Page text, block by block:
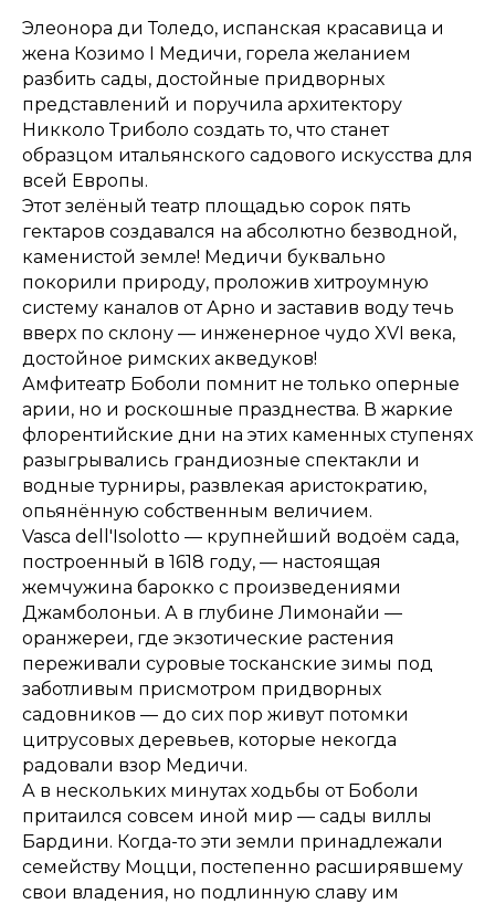
Элеонора ди Толедо, испанская красавица и
жена Козимо I Медичи, горела желанием
разбить сады, достойные придворных
представлений и поручила архитектору
Никколо Триболо создать то, что станет
образцом итальянского садового искусства для
всей Европы.
Этот зелёный театр площадью сорок пять
гектаров создавался на абсолютно безводной,
каменистой земле! Медичи буквально
покорили природу, проложив хитроумную
систему каналов от Арно и заставив воду течь
вверх по склону — инженерное чудо XVI века,
достойное римских акведуков!
Амфитеатр Боболи помнит не только оперные
арии, но и роскошные празднества. В жаркие
флорентийские дни на этих каменных ступенях
разыгрывались грандиозные спектакли и
водные турниры, развлекая аристократию,
опьянённую собственным величием.
Vasca dell'Isolotto — крупнейший водоём сада,
построенный в 1618 году, — настоящая
жемчужина барокко с произведениями
Джамболоньи. А в глубине Лимонайи —
оранжереи, где экзотические растения
переживали суровые тосканские зимы под
заботливым присмотром придворных
садовников — до сих пор живут потомки
цитрусовых деревьев, которые некогда
радовали взор Медичи.
А в нескольких минутах ходьбы от Боболи
притаился совсем иной мир — сады виллы
Бардини. Когда-то эти земли принадлежали
семейству Моцци, постепенно расширявшему
свои владения, но подлинную славу им